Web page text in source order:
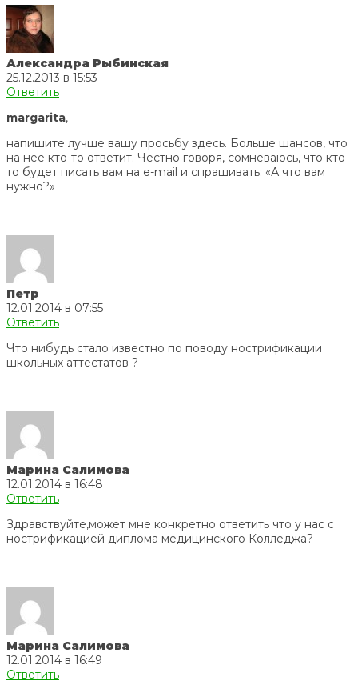
Александра Рыбинская
25.12.2013 в 15:53
Ответить
margarita,
напишите лучше вашу просьбу здесь. Больше шансов, что
на нее кто-то ответит. Честно говоря, сомневаюсь, что кто-
то будет писать вам на e-mail и спрашивать: «А что вам
нужно?»
Петр
12.01.2014 в 07:55
Ответить
Что нибудь стало известно по поводу нострификации
школьных аттестатов ?
Марина Салимова
12.01.2014 в 16:48
Ответить
Здравствуйте,может мне конкретно ответить что у нас с
нострификацией диплома медицинского Колледжа?
Марина Салимова
12.01.2014 в 16:49
Ответить